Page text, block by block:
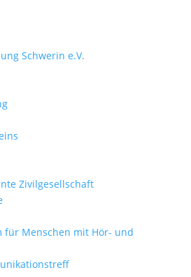
Zivilgesellschaft
für Menschen mit Hör- und